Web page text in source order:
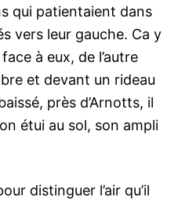
qui patientaient dans
vers leur gauche. Ca y
à eux, de l’autre
et devant un rideau
près d’Arnotts, il
étui au sol, son ampli
distinguer l’air qu’il